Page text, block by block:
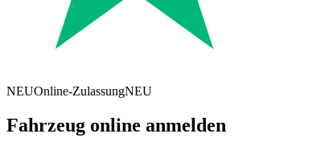
NEUOnline-ZulassungNEU
Fahrzeug online anmelden